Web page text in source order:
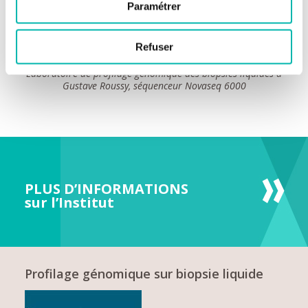
Paramétrer
Refuser
laboratoires de biologie médicale de l’établissement de santé et
Roussy.
Laboratoire de profilage génomique des biopsies liquides à
Gustave Roussy, séquenceur Novaseq 6000
PLUS D’INFORMATIONS
sur l’Institut
Profilage génomique sur biopsie liquide